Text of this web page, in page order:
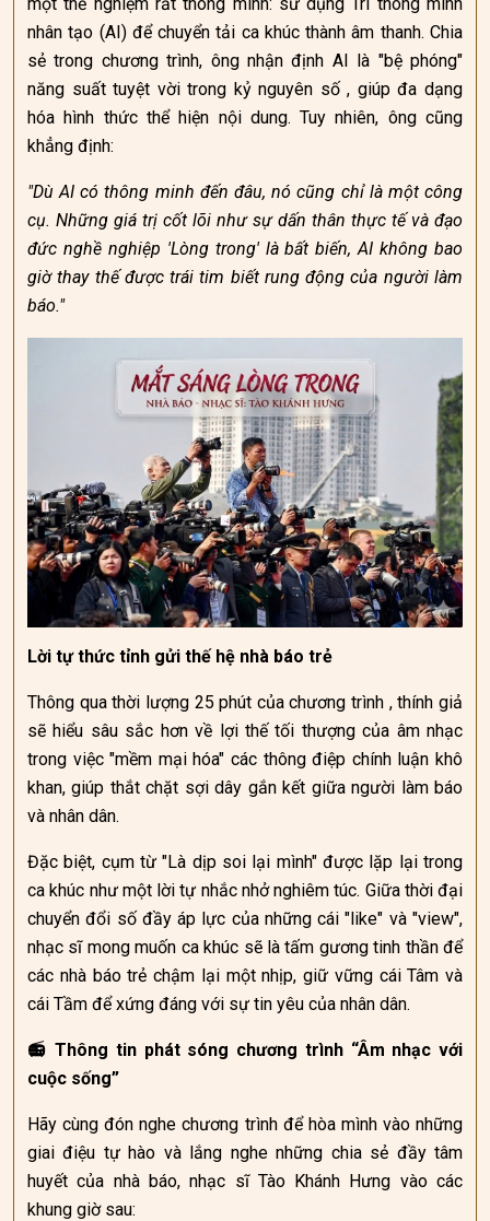
nhân tạo (AI) để chuyển tải ca khúc thành âm thanh. Chia
sẻ trong chương trình, ông nhận định AI là "bệ phóng"
năng suất tuyệt vời trong kỷ nguyên số , giúp đa dạng
hóa hình thức thể hiện nội dung. Tuy nhiên, ông cũng
khẳng định:
"Dù AI có thông minh đến đâu, nó cũng chỉ là một công
cụ. Những giá trị cốt lõi như sự dấn thân thực tế và đạo
đức nghề nghiệp 'Lòng trong' là bất biến, AI không bao
giờ thay thế được trái tim biết rung động của người làm
báo."
Lời tự thức tỉnh gửi thế hệ nhà báo trẻ
Thông qua thời lượng 25 phút của chương trình , thính giả
sẽ hiểu sâu sắc hơn về lợi thế tối thượng của âm nhạc
trong việc "mềm mại hóa" các thông điệp chính luận khô
khan, giúp thắt chặt sợi dây gắn kết giữa người làm báo
và nhân dân.
Đặc biệt, cụm từ "Là dịp soi lại mình" được lặp lại trong
ca khúc như một lời tự nhắc nhở nghiêm túc. Giữa thời đại
chuyển đổi số đầy áp lực của những cái "like" và "view",
nhạc sĩ mong muốn ca khúc sẽ là tấm gương tinh thần để
các nhà báo trẻ chậm lại một nhịp, giữ vững cái Tâm và
cái Tầm để xứng đáng với sự tin yêu của nhân dân.
📻 Thông tin phát sóng chương trình “Âm nhạc với
cuộc sống”
Hãy cùng đón nghe chương trình để hòa mình vào những
giai điệu tự hào và lắng nghe những chia sẻ đầy tâm
huyết của nhà báo, nhạc sĩ Tào Khánh Hưng vào các
khung giờ sau: